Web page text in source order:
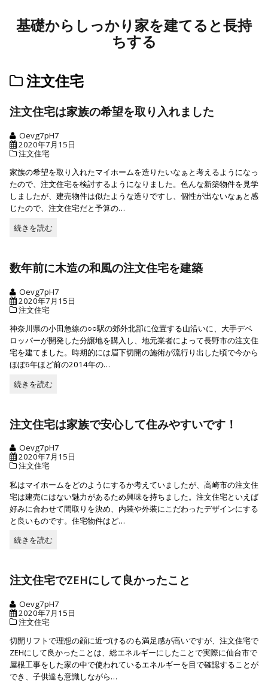
基礎からしっかり家を建てると長持
ちする
注文住宅
注文住宅は家族の希望を取り入れました
Oevg7pH7
2020年7月15日
注文住宅
家族の希望を取り入れたマイホームを造りたいなぁと考えるようになっ
たので、注文住宅を検討するようになりました。色んな新築物件を見学
しましたが、建売物件は似たような造りですし、個性が出ないなぁと感
じたので、注文住宅だと予算の…
続きを読む
読
む
数年前に木造の和風の注文住宅を建築
Oevg7pH7
2020年7月15日
注文住宅
神奈川県の小田急線の○○駅の郊外北部に位置する山沿いに、大手デベ
ロッパーが開発した分譲地を購入し、地元業者によって長野市の注文住
宅を建てました。時期的には眉下切開の施術が流行り出した頃で今から
ほぼ6年ほど前の2014年の…
続きを読む
読
む
注文住宅は家族で安心して住みやすいです！
Oevg7pH7
2020年7月15日
注文住宅
私はマイホームをどのようにするか考えていましたが、高崎市の注文住
宅は建売にはない魅力があるため興味を持ちました。注文住宅といえば
好みに合わせて間取りを決め、内装や外装にこだわったデザインにする
と良いものです。住宅物件はど…
続きを読む
読
む
注文住宅でZEHにして良かったこと
Oevg7pH7
2020年7月15日
注文住宅
切開リフトで理想の顔に近づけるのも満足感が高いですが、注文住宅で
ZEHにして良かったことは、総エネルギーにしたことで実際に仙台市で
屋根工事をした家の中で使われているエネルギーを目で確認することが
でき、子供達も意識しながら…